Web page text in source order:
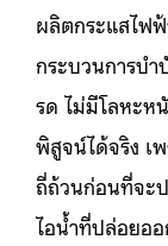
ผลิตกระแสไฟ
กระบวนการบำ
รด ไม่มีโลหะห
พิสูจน์ได้จริง เ
ถี่ถ้วนก่อนที่จะ
ไอน้ำที่ปล่อยอ